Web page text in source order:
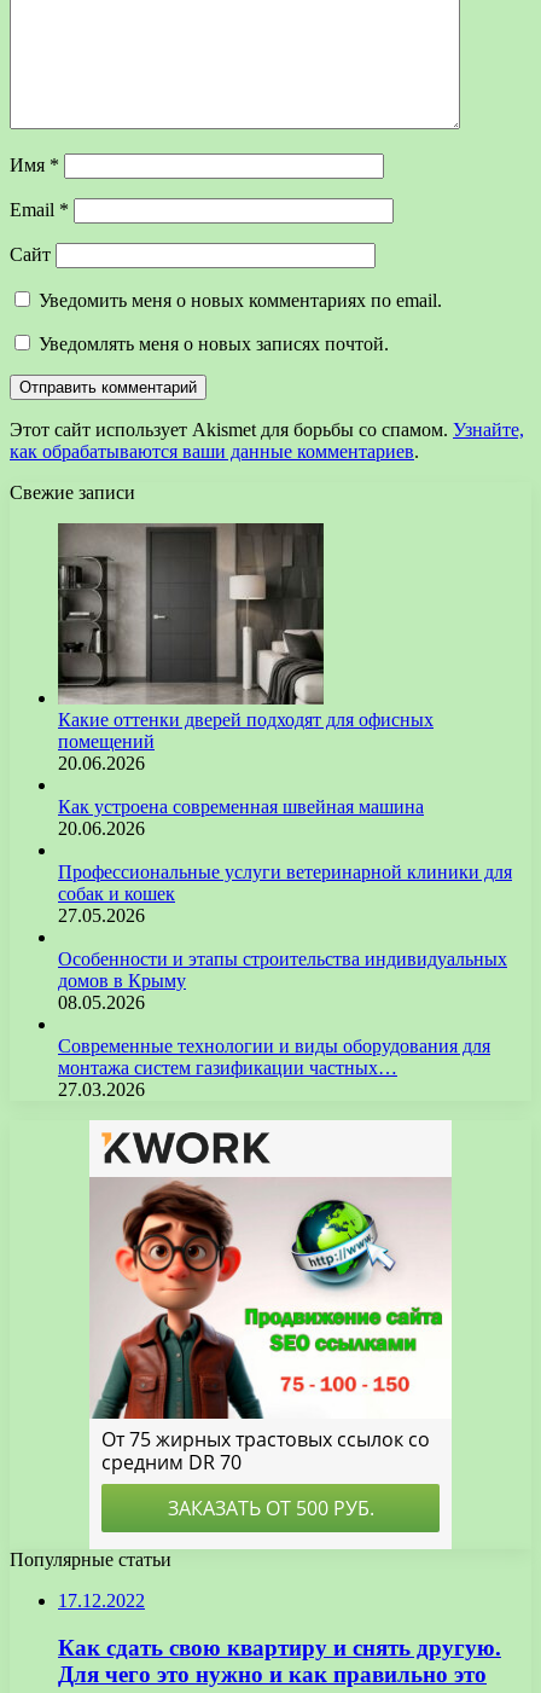
Имя *
Email *
Сайт
Уведомить меня о новых комментариях по email.
Уведомлять меня о новых записях почтой.
Этот сайт использует Akismet для борьбы со спамом. Узнайте,
как обрабатываются ваши данные комментариев.
Свежие записи
Какие оттенки дверей подходят для офисных
помещений
20.06.2026
Как устроена современная швейная машина
20.06.2026
Профессиональные услуги ветеринарной клиники для
собак и кошек
27.05.2026
Особенности и этапы строительства индивидуальных
домов в Крыму
08.05.2026
Современные технологии и виды оборудования для
монтажа систем газификации частных…
27.03.2026
Популярные статьи
17.12.2022
Как сдать свою квартиру и снять другую.
Для чего это нужно и как правильно это